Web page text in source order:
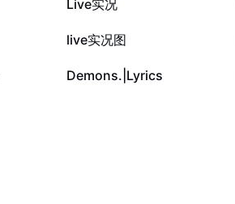
Live实况
2.4K
live实况图
273
Demons.|Lyrics